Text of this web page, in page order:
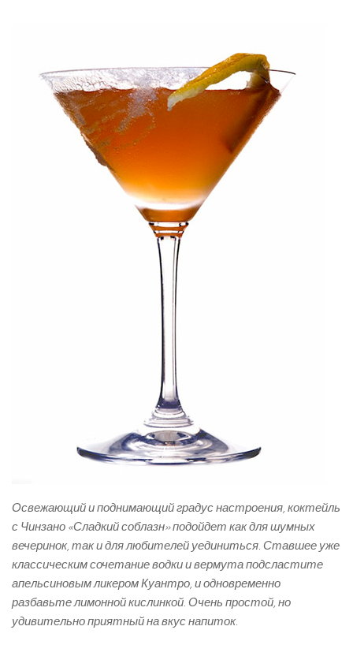
Освежающий и поднимающий градус настроения, коктейль
с Чинзано «Сладкий соблазн» подойдет как для шумных
вечеринок, так и для любителей уединиться. Ставшее уже
классическим сочетание водки и вермута подсластите
апельсиновым ликером Куантро, и одновременно
разбавьте лимонной кислинкой. Очень простой, но
удивительно приятный на вкус напиток.